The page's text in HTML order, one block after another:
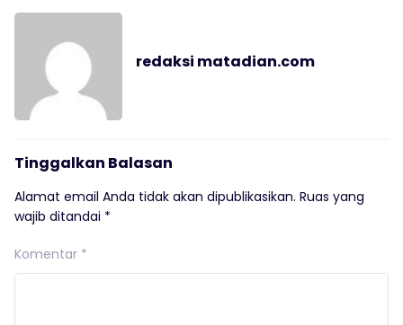
redaksi matadian.com
Tinggalkan Balasan
Alamat email Anda tidak akan dipublikasikan. Ruas yang
wajib ditandai *
Komentar *